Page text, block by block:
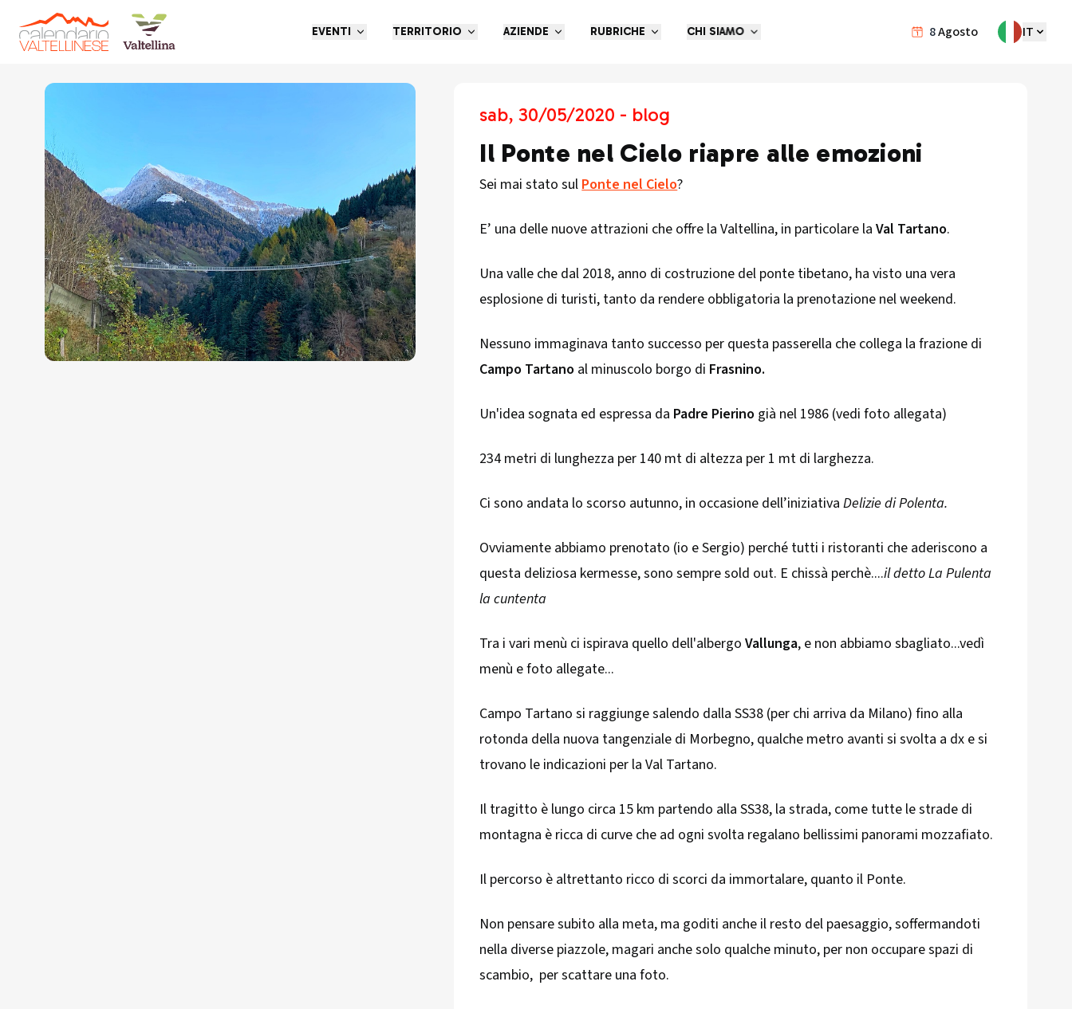
8Agosto IT
EVENTI TERRITORIO AZIENDE RUBRICHE CHI SIAMO
Torna indietro
sab, 30/05/2020 - blog
Il Ponte nel Cielo riapre alle emozioni
Sei mai stato sulPonte nel Cielo?
E’ una delle nuove attrazioni che offre la Valtellina, in particolare laVal Tartano.
Una valle che dal 2018, anno di costruzione del ponte tibetano, ha visto una vera
esplosione di turisti, tanto da rendere obbligatoria la prenotazione nel weekend.
Nessuno immaginava tanto successo per questa passerella che collega la frazione di
Campo Tartano al minuscolo borgo di Frasnino.
Un'idea sognata ed espressa da Padre Pierino già nel 1986 (vedi foto allegata)
234 metri di lunghezza per 140 mt di altezza per 1 mt di larghezza.
Ci sono andata lo scorso autunno, in occasione dell’iniziativaDelizie di Polenta.
Ovviamente abbiamo prenotato (io e Sergio) perché tutti i ristoranti che aderiscono a
questa deliziosa kermesse, sono sempre sold out. E chissà perchè....il detto La Pulenta
la cuntenta
Tra i vari menù ci ispirava quello dell'albergoVallunga, e non abbiamo sbagliato...vedì
menù e foto allegate...
Campo Tartano si raggiunge salendo dalla SS38 (per chi arriva da Milano) fino alla
rotonda della nuova tangenziale di Morbegno, qualche metro avanti si svolta a dx e si
trovano le indicazioni per la Val Tartano.
Il tragitto è lungo circa 15 km partendo alla SS38, la strada, come tutte le strade di
montagna è ricca di curve che ad ogni svolta regalano bellissimi panorami mozzafiato.
Il percorso è altrettanto ricco di scorci da immortalare, quanto il Ponte.
Non pensare subito alla meta, ma goditi anche il resto del paesaggio, soffermandoti
nella diverse piazzole, magari anche solo qualche minuto, per non occupare spazi di
scambio, per scattare una foto.